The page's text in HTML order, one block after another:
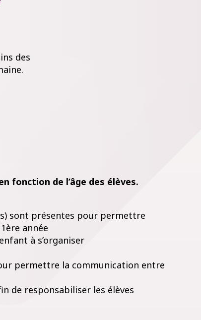
des
fonction de l’âge des élèves.
sont présentes pour permettre
année
à s’organiser
permettre la communication entre
de responsabiliser les élèves